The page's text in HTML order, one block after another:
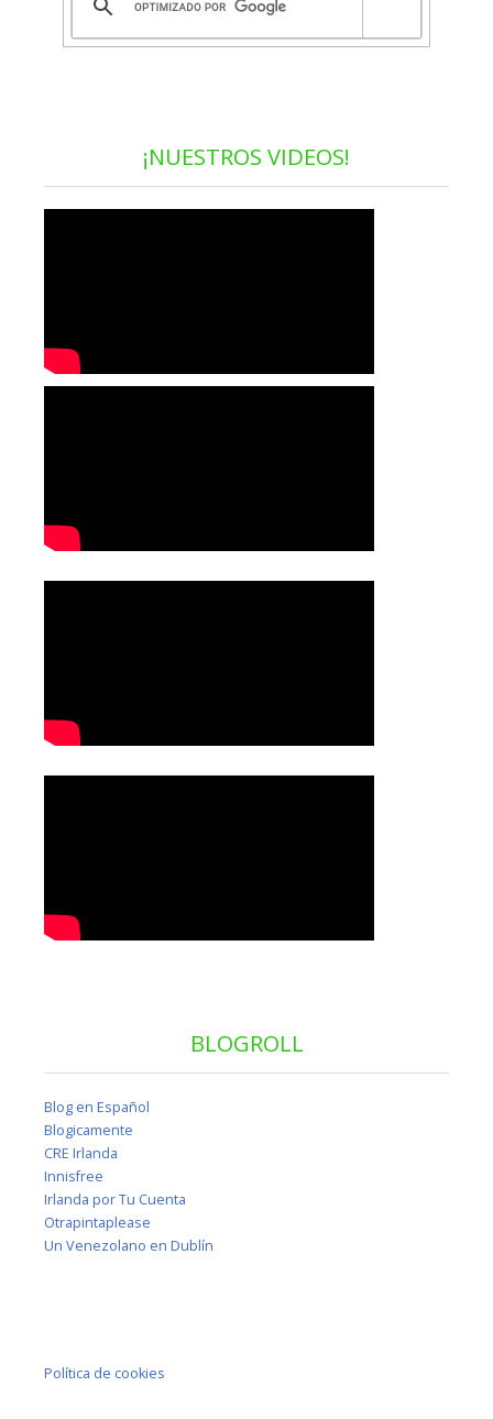
¡NUESTROS VIDEOS!
BLOGROLL
Blog en Español
Blogicamente
CRE Irlanda
Innisfree
Irlanda por Tu Cuenta
Otrapintaplease
Un Venezolano en Dublín
Política de cookies